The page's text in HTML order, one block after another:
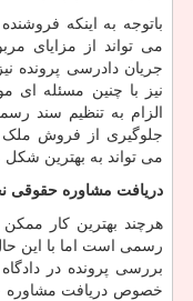
باتوجه به اینکه
می تواند از مزایای
جریان دادرسی پرونده
نیز با چنین مسئله ای
الزام به تنظیم سند
جلوگیری از فروش ملک
می تواند به بهترین
دریافت مشاوره حقوقی
هرچند بهترین کار
رسمی است اما با این
بررسی پرونده در دادگاه
خصوص دریافت مشاوره